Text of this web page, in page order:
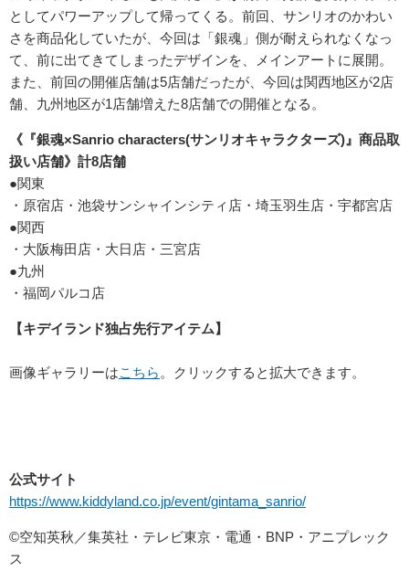
としてパワーアップして帰ってくる。前回、サンリオのかわい
さを商品化していたが、今回は「銀魂」側が耐えられなくなっ
て、前に出てきてしまったデザインを、メインアートに展開。
また、前回の開催店舗は5店舗だったが、今回は関西地区が2店
舗、九州地区が1店舗増えた8店舗での開催となる。
《『銀魂×Sanrio characters(サンリオキャラクターズ)』商品取
扱い店舗》計8店舗
●関東
・原宿店・池袋サンシャインシティ店・埼玉羽生店・宇都宮店
●関西
・大阪梅田店・大日店・三宮店
●九州
・福岡パルコ店
【キデイランド独占先行アイテム】
画像ギャラリーはこちら 。クリックすると拡大できます。
公式サイト
https://www.kiddyland.co.jp/event/gintama_sanrio/
©空知英秋／集英社・テレビ東京・電通・BNP・アニプレック
ス